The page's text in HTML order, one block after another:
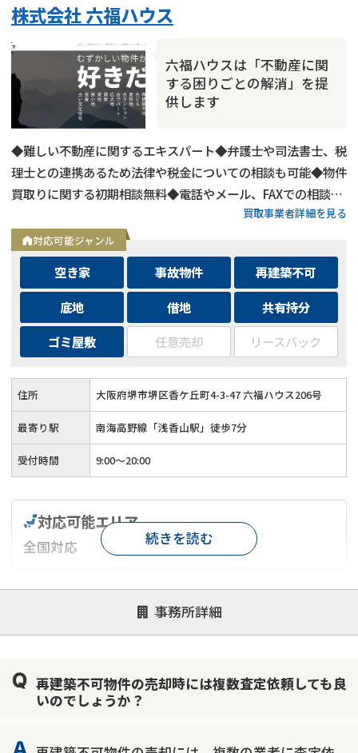
株式会社 六福ハウス
六福ハウスは「不動産に関
する困りごとの解消」を提
供します
◆難しい不動産に関するエキスパート◆弁護士や司法書士、税
理士との連携あるため法律や税金についての相談も可能◆物件
買取りに関する初期相談無料◆電話やメール、FAXでの相談可
買取事業者詳細を見る
対応可能ジャンル
空き家 事故物件
再建築不可
底地
借地
共有持分
ゴミ屋敷
任意売却 リースバック
住所 大阪府堺市堺区香ケ丘町4-3-47 六福ハウス206号
最寄り駅 南海高野線「浅香山駅」徒歩7分
受付時間 9:00～20:00
事務所詳細
対応可能エリア
全国対応
対応が親身 オンライン面談可能
レスポンスが早い
1億円以上の買取可
続きを読む
再建築不可物件の売却時には複数査定依頼しても良
いのでしょうか？